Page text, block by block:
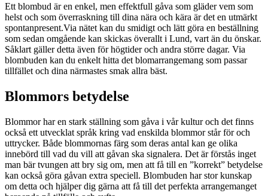
Ett blombud är en enkel, men effektfull gåva som gläder vem som
helst och som överraskning till dina nära och kära är det en utmärkt
spontanpresent.Via nätet kan du smidigt och lätt göra en beställning
som sedan omgående kan skickas överallt i Lund, vart än du önskar.
Såklart gäller detta även för högtider och andra större dagar. Via
blombuden kan du enkelt hitta det blomarrangemang som passar
tillfället och dina närmastes smak allra bäst.
Blommors betydelse
Blommor har en stark ställning som gåva i vår kultur och det finns
också ett utvecklat språk kring vad enskilda blommor står för och
uttrycker. Både blommornas färg som deras antal kan ge olika
innebörd till vad du vill att gåvan ska signalera. Det är förstås inget
man bär tvungen att bry sig om, men att få till en ”korrekt” betydelse
kan också göra gåvan extra speciell. Blombuden har stor kunskap
om detta och hjälper dig gärna att få till det perfekta arrangemanget